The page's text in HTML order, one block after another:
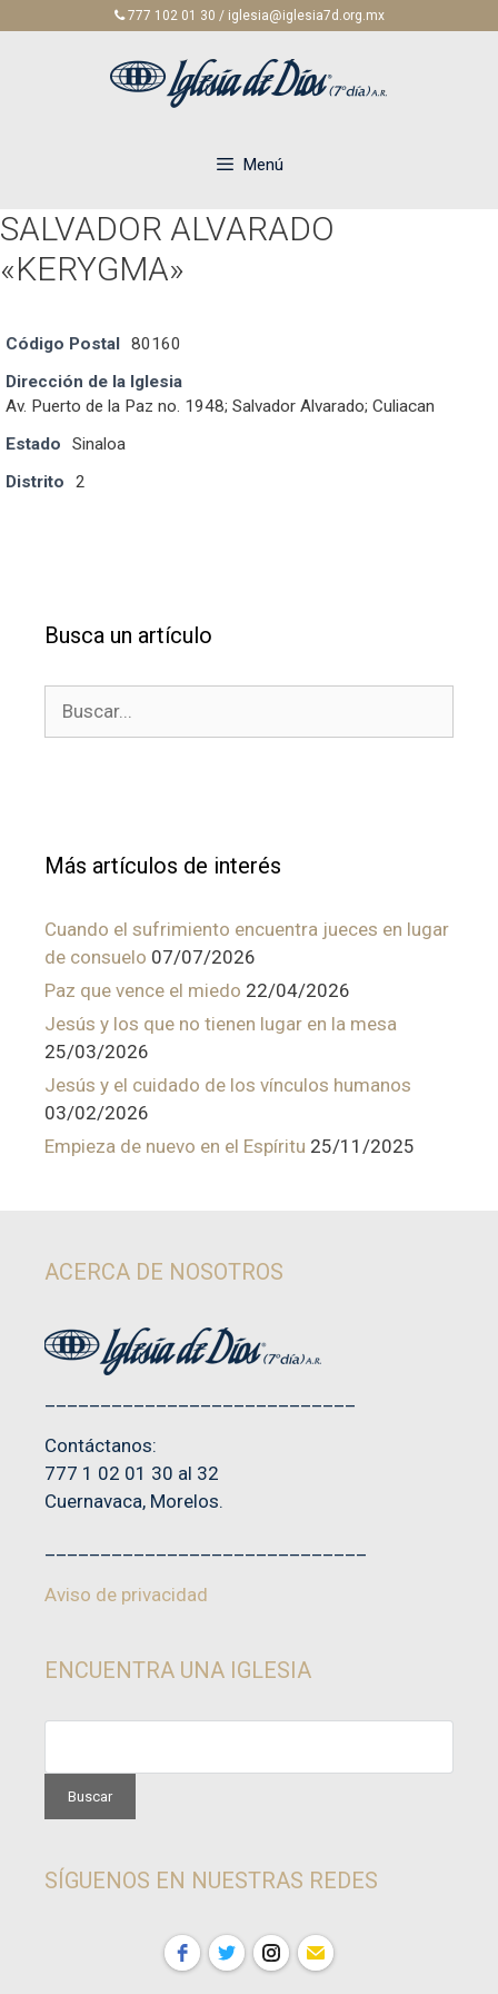
777 102 01 30 / iglesia@iglesia7d.org.mx
Menú
SALVADOR ALVARADO
«KERYGMA»
Código Postal 80160
Dirección de la Iglesia
Av. Puerto de la Paz no. 1948; Salvador Alvarado; Culiacan
Estado
Sinaloa
Distrito
2
Busca un artículo
Más artículos de interés
Cuando el sufrimiento encuentra jueces en lugar
de consuelo 07/07/2026
Paz que vence el miedo 22/04/2026
Jesús y los que no tienen lugar en la mesa
25/03/2026
Jesús y el cuidado de los vínculos humanos
03/02/2026
Empieza de nuevo en el Espíritu 25/11/2025
ACERCA DE NOSOTROS
Contáctanos:
777 1 02 01 30 al 32
Cuernavaca, Morelos.
Aviso de privacidad
ENCUENTRA UNA IGLESIA
SÍGUENOS EN NUESTRAS REDES